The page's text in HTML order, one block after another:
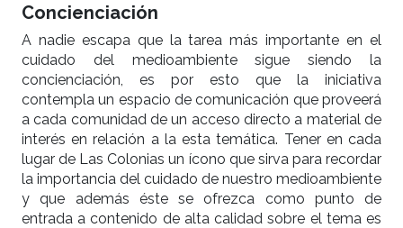
Concienciación
A nadie escapa que la tarea más importante en el
cuidado del medioambiente sigue siendo la
concienciación, es por esto que la iniciativa
contempla un espacio de comunicación que proveerá
a cada comunidad de un acceso directo a material de
interés en relación a la esta temática. Tener en cada
lugar de Las Colonias un ícono que sirva para recordar
la importancia del cuidado de nuestro medioambiente
y que además éste se ofrezca como punto de
entrada a contenido de alta calidad sobre el tema es